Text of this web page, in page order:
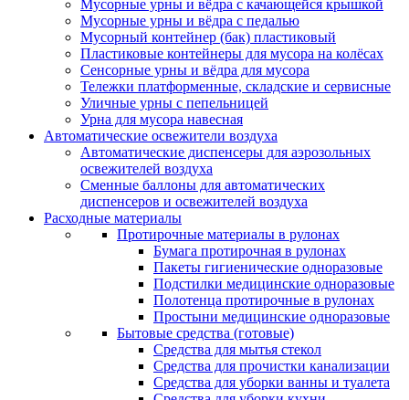
Мусорные урны и вёдра с качающейся крышкой
Мусорные урны и вёдра с педалью
Мусорный контейнер (бак) пластиковый
Пластиковые контейнеры для мусора на колёсах
Сенсорные урны и вёдра для мусора
Тележки платформенные, складские и сервисные
Уличные урны с пепельницей
Урна для мусора навесная
Автоматические освежители воздуха
Автоматические диспенсеры для аэрозольных
освежителей воздуха
Сменные баллоны для автоматических
диспенсеров и освежителей воздуха
Расходные материалы
Протирочные материалы в рулонах
Бумага протирочная в рулонах
Пакеты гигиенические одноразовые
Подстилки медицинские одноразовые
Полотенца протирочные в рулонах
Простыни медицинские одноразовые
Бытовые средства (готовые)
Средства для мытья стекол
Средства для прочистки канализации
Средства для уборки ванны и туалета